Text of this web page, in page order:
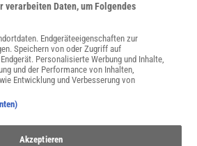
verarbeiten Daten, um Folgendes
Endgeräteeigenschaften zur
Speichern von oder Zugriff auf
Personalisierte Werbung und Inhalte,
und der Performance von Inhalten,
Entwicklung und Verbesserung von
Akzeptieren